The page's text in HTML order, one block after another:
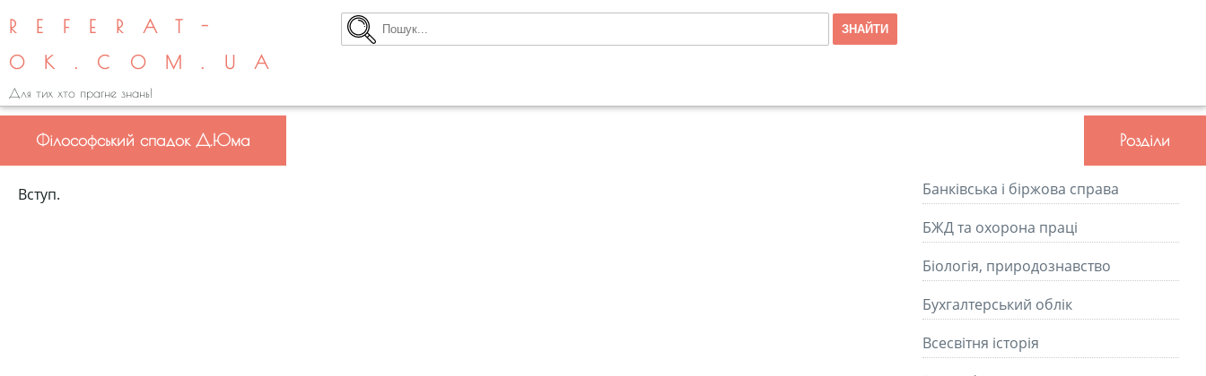
REFERAT-
OK.COM.UA
Для тих хто прагне знань!
Філософський спадок Д.Юма
Вступ.
Розділи
Банківська і біржова справа
БЖД та охорона праці
Біологія, природознавство
Бухгалтерський облік
Всесвітня історія